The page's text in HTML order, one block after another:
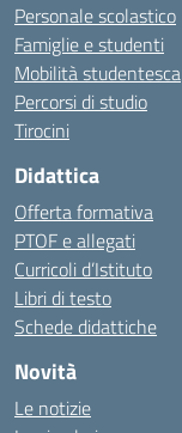
Personale scolastico
Famiglie e studenti
Mobilità studentesca
Percorsi di studio
Tirocini
Didattica
Offerta formativa
PTOF e allegati
Curricoli d’Istituto
Libri di testo
Schede didattiche
Novità
Le notizie